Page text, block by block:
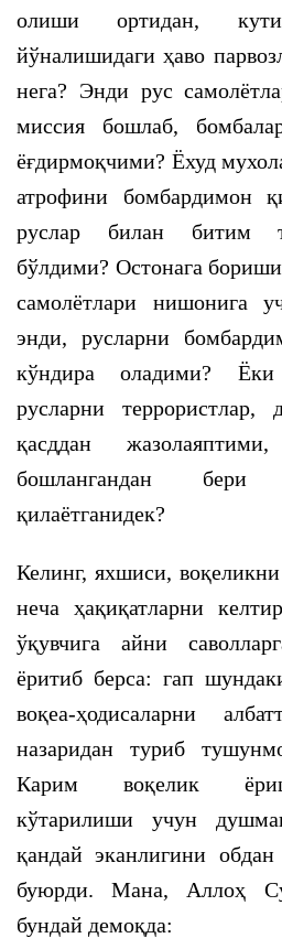
олиши ортидан,
йўналишидаги ҳаво
нега? Энди рус
миссия бошлаб,
ёғдирмоқчими? Ёхуд
атрофини бомбардимон
руслар билан битим
бўлдими? Остонага
самолётлари нишонига
энди, русларни
кўндира оладими?
русларни террористлар,
қасддан
бошлангандан
қилаётганидек?
Келинг, яхшиси,
неча ҳақиқатларни
ўқувчига айни
ёритиб берса: гап
воқеа-ҳодисаларни
назаридан туриб
Карим воқелик
кўтарилиши учун
қандай эканлигини
буюрди. Мана, Аллоҳ
бундай демоқда: